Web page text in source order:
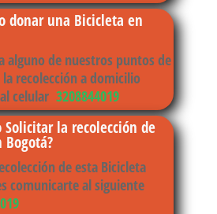
donar una Bicicleta en
alguno de nuestros puntos de
recolección a domicilio
celular 3208844019
Solicitar la recolección de
de esta Bicicleta
comunicarte al siguiente